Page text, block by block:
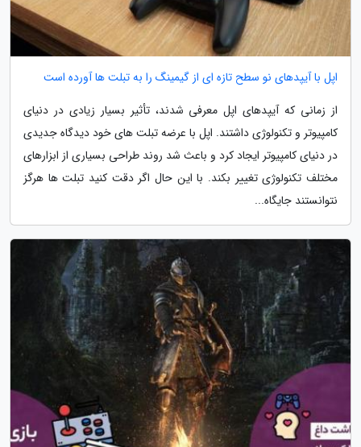
اپل با آیپدهای نو سطح تازه ای از گیمینگ را به تبلت ها آورده است
از زمانی که آیپدهای اپل معرفی شدند، تأثیر بسیار زیادی در دنیای
کامپیوتر و تکنولوژی داشتند. اپل با عرضه تبلت های خود دیدگاه جدیدی
در دنیای کامپیوتر ایجاد کرد و باعث شد روند طراحی بسیاری از ابزارهای
مختلف تکنولوژی تغییر بکند. با این حال اگر دقت کنید تبلت ها هرگز
نتوانستند جایگاه...